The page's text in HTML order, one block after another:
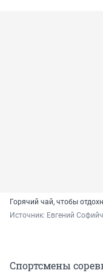
Горячий чай, чтобы
Источник: Евгений
Спортсмены